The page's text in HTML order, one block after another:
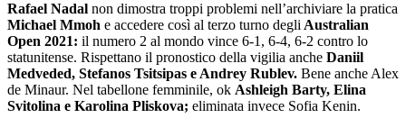
Rafael Nadal non dimostra troppi problemi nell’archiviare la pratica
Michael Mmoh e accedere così al terzo turno degli Australian
Open 2021: il numero 2 al mondo vince 6-1, 6-4, 6-2 contro lo
statunitense. Rispettano il pronostico della vigilia anche Daniil
Medveded, Stefanos Tsitsipas e Andrey Rublev. Bene anche Alex
de Minaur. Nel tabellone femminile, ok Ashleigh Barty, Elina
Svitolina e Karolina Pliskova; eliminata invece Sofia Kenin.